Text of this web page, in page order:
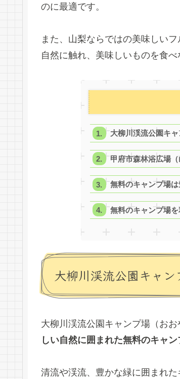
のに最適です。
また、山梨ならではの美味しい
自然に触れ、美味しいものを食
大柳川渓流公園キャ
甲府市森林浴広場（
無料のキャンプ場
無料のキャンプ場
大柳川渓流公園キャン
大柳川渓流公園キャンプ場（お
しい自然に囲まれた無料のキャン
清流や渓流、豊かな緑に囲まれ